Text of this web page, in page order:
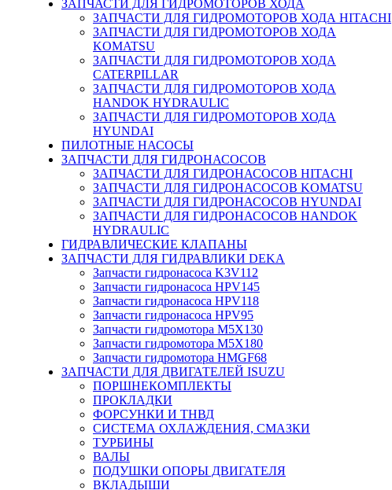
ЗАПЧАСТИ ДЛЯ ГИДРОМОТОРОВ ХОДА
ЗАПЧАСТИ ДЛЯ ГИДРОМОТОРОВ ХОДА HITACHI
ЗАПЧАСТИ ДЛЯ ГИДРОМОТОРОВ ХОДА
KOMATSU
ЗАПЧАСТИ ДЛЯ ГИДРОМОТОРОВ ХОДА
CATERPILLAR
ЗАПЧАСТИ ДЛЯ ГИДРОМОТОРОВ ХОДА
HANDOK HYDRAULIC
ЗАПЧАСТИ ДЛЯ ГИДРОМОТОРОВ ХОДА
HYUNDAI
ПИЛОТНЫЕ НАСОСЫ
ЗАПЧАСТИ ДЛЯ ГИДРОНАСОСОВ
ЗАПЧАСТИ ДЛЯ ГИДРОНАСОСОВ HITACHI
ЗАПЧАСТИ ДЛЯ ГИДРОНАСОСОВ KOMATSU
ЗАПЧАСТИ ДЛЯ ГИДРОНАСОСОВ HYUNDAI
ЗАПЧАСТИ ДЛЯ ГИДРОНАСОСОВ HANDOK
HYDRAULIC
ГИДРАВЛИЧЕСКИЕ КЛАПАНЫ
ЗАПЧАСТИ ДЛЯ ГИДРАВЛИКИ DEKA
Запчасти гидронасоса K3V112
Запчасти гидронасоса HPV145
Запчасти гидронасоса HPV118
Запчасти гидронасоса HPV95
Запчасти гидромотора M5X130
Запчасти гидромотора M5X180
Запчасти гидромотора HMGF68
ЗАПЧАСТИ ДЛЯ ДВИГАТЕЛЕЙ ISUZU
ПОРШНЕКОМПЛЕКТЫ
ПРОКЛАДКИ
ФОРСУНКИ И ТНВД
СИСТЕМА ОХЛАЖДЕНИЯ, СМАЗКИ
ТУРБИНЫ
ВАЛЫ
ПОДУШКИ ОПОРЫ ДВИГАТЕЛЯ
ВКЛАДЫШИ